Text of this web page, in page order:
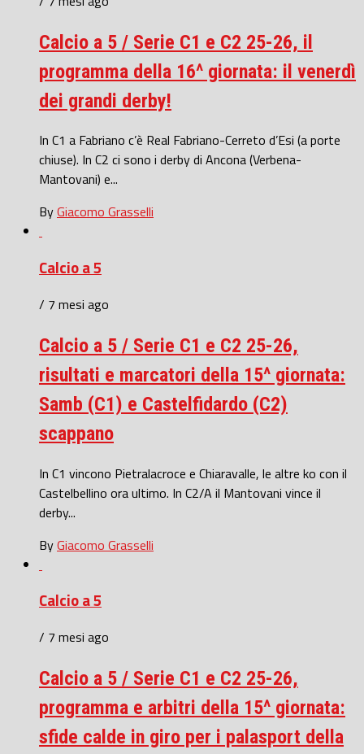
Calcio a 5 / Serie C1 e C2 25-26, il
programma della 16^ giornata: il venerdì
dei grandi derby!
In C1 a Fabriano c’è Real Fabriano-Cerreto d’Esi (a porte
chiuse). In C2 ci sono i derby di Ancona (Verbena-
Mantovani) e...
ByGiacomo Grasselli
Calcio a 5
/ 7 mesi ago
Calcio a 5 / Serie C1 e C2 25-26,
risultati e marcatori della 15^ giornata:
Samb (C1) e Castelfidardo (C2)
scappano
In C1 vincono Pietralacroce e Chiaravalle, le altre ko con il
Castelbellino ora ultimo. In C2/A il Mantovani vince il
derby...
ByGiacomo Grasselli
Calcio a 5
/ 7 mesi ago
Calcio a 5 / Serie C1 e C2 25-26,
programma e arbitri della 15^ giornata:
sfide calde in giro per i palasport della